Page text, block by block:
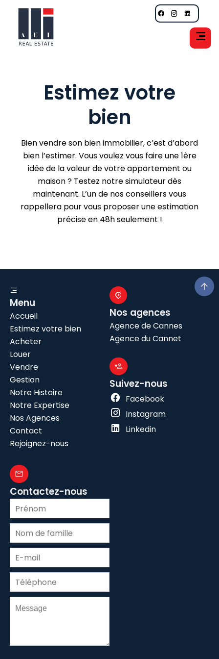
Estimez votre
bien
Bien vendre son bien immobilier, c’est d’abord
bien l’estimer. Vous voulez vous faire une 1ère
idée de la valeur de votre appartement ou
maison ? Testez notre simulateur dès
maintenant. L’un de nos conseillers vous
rappellera pour vous proposer une estimation
précise en 48h seulement !
Menu
Accueil
Estimez votre bien
Acheter
Louer
Vendre
Gestion
Notre Histoire
Notre Expertise
Nos Agences
Contact
Rejoignez-nous
Nos agences
Agence de Cannes
Agence du Cannet
Suivez-nous
Facebook
Instagram
Linkedin
Contactez-nous